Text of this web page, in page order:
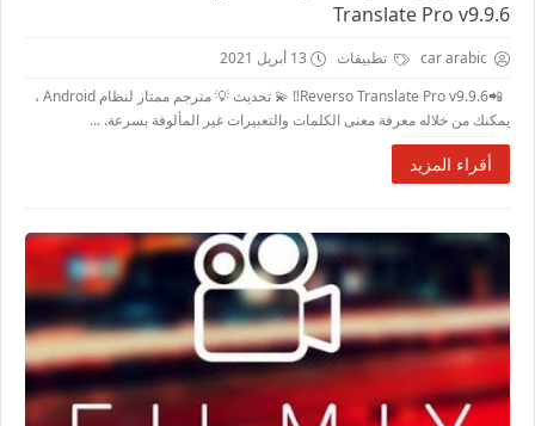
Translate Pro v9.9.6
car arabic تطبيقات
13 أبريل 2021
📲Reverso Translate Pro v9.9.6‼️ 💫 تحديث 💡 مترجم ممتاز لنظام Android ،
يمكنك من خلاله معرفة معنى الكلمات والتعبيرات غير المألوفة بسرعة. ...
أقراء المزيد